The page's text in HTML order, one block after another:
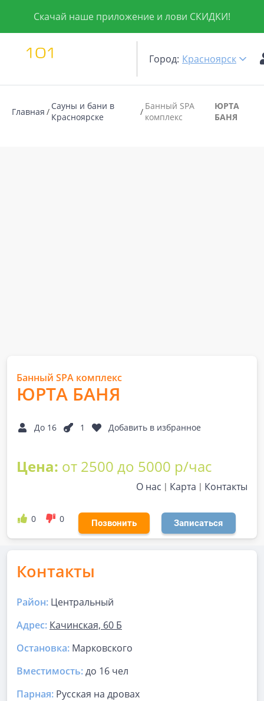
Скачай наше приложение и лови СКИДКИ!
Город: Красноярск
Главная
Сауны и бани в
Красноярске
Банный SPA
комплекс
ЮРТА
БАНЯ
Банный SPA комплекс
ЮРТА БАНЯ
До 16 1 Добавить в избранное
Цена: от 2500 до 5000 р/час
О нас Карта Контакты
0 0 Позвонить Записаться
Контакты
Район: Центральный
Адрес: Качинская, 60 Б
Остановка: Марковского
Вместимость:до 16 чел
Парная: Русская на дровах